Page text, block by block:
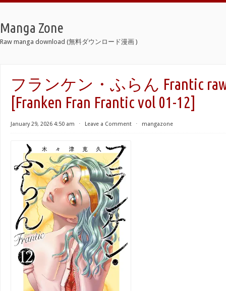
Manga Zone
Raw manga download (無料ダウンロード漫画 )
フランケン・ふらん Frantic
[Franken Fran Frantic vol 01-12]
January 29, 2026 4:50 am ⋅ Leave a Comment ⋅ mangazone